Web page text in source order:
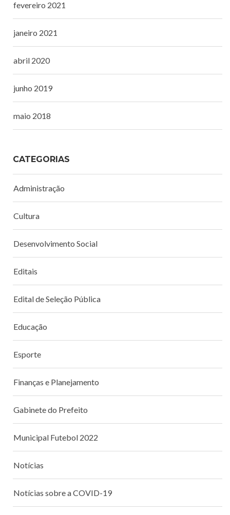
fevereiro 2021
janeiro 2021
abril 2020
junho 2019
maio 2018
CATEGORIAS
Administração
Cultura
Desenvolvimento Social
Editais
Edital de Seleção Pública
Educação
Esporte
Finanças e Planejamento
Gabinete do Prefeito
Municipal Futebol 2022
Notícias
Notícias sobre a COVID-19